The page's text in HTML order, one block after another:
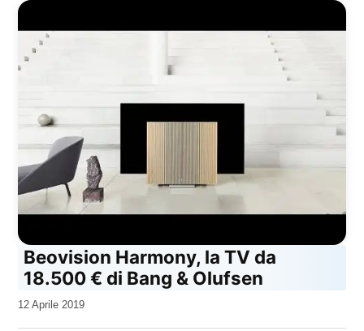
Beovision Harmony, la TV da
18.500 € di Bang & Olufsen
da
12 Aprile 2019